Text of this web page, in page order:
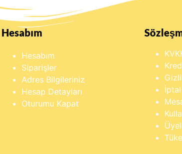
Hesabım
Hesabım
Siparişler
Adres Bilgileriniz
Hesap Detayları
Oturumu Kapat